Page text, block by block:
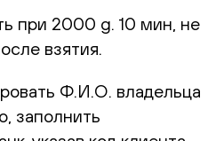
при 2000 g. 10 мин, не
взятия.
Ф.И.О. владельца
заполнить